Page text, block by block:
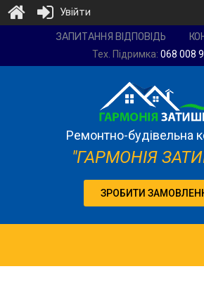
компанія
ЗАПИТАННЯ ВІДПОВІДЬ
Тех. Підримка: 068 008
Ремонтно-будівельна
"ГАРМОНІЯ
ЗРОБИТИ
Увійти